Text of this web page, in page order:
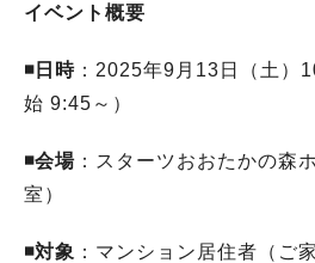
イベント概要
◾️日時 ：2025年9月13日（土）
始 9:45～）
◾️会場 ：スターツおおたかの森
室）
◾️対象 ：マンション居住者（ご